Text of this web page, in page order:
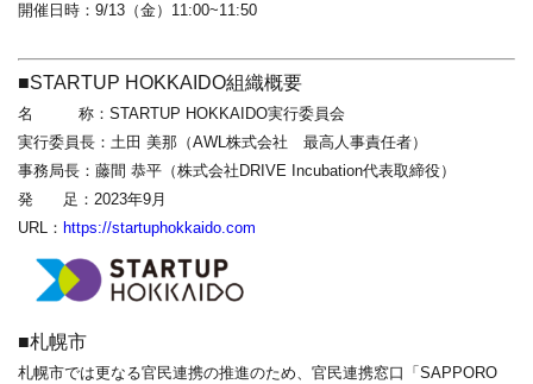
開催日時：9/13（金）11:00~11:50
■STARTUP HOKKAIDO組織概要
名 称：STARTUP HOKKAIDO実行委員会
実行委員長：土田 美那（AWL株式会社 最高人事責任者）
事務局長：藤間 恭平（株式会社DRIVE Incubation代表取締役）
発 足：2023年9月
URL： https://startuphokkaido.com
■札幌市
札幌市では更なる官民連携の推進のため、官民連携窓口 「SAPPORO